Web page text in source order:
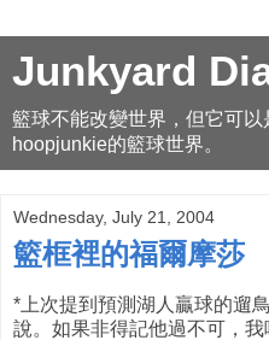
Junkyard
籃球不能改變世界，但它可
hoopjunkie的籃球世界。
Wednesday, July 21, 2004
籃框裡的福爾摩莎
*上次提到預測湖人贏球的遛
說。如果非得記他過不可，